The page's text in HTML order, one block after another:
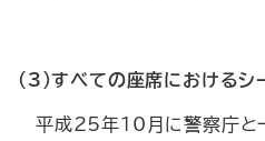
（3）すべての座席におけるシ
平成25年10月に警察庁と